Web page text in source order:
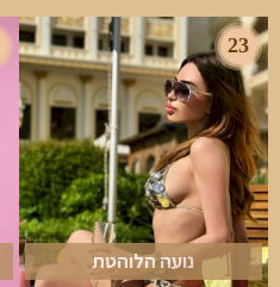
23
נועה הלוהטת